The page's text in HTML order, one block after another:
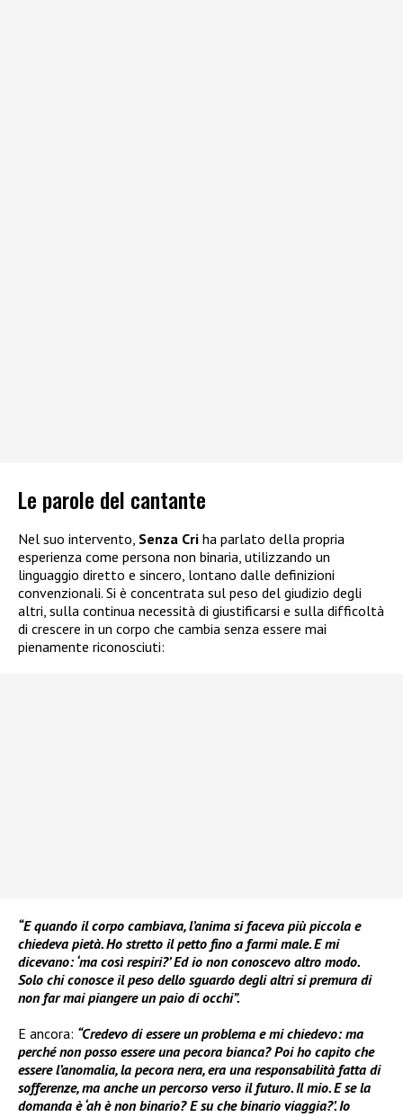
Le parole del cantante
Nel suo intervento, Senza Cri ha parlato della propria
esperienza come persona non binaria, utilizzando un
linguaggio diretto e sincero, lontano dalle definizioni
convenzionali. Si è concentrata sul peso del giudizio degli
altri, sulla continua necessità di giustificarsi e sulla difficoltà
di crescere in un corpo che cambia senza essere mai
pienamente riconosciuti:
“E quando il corpo cambiava, l’anima si faceva più piccola e
chiedeva pietà. Ho stretto il petto fino a farmi male. E mi
dicevano: ‘ma così respiri?’ Ed io non conoscevo altro modo.
Solo chi conosce il peso dello sguardo degli altri si premura di
non far mai piangere un paio di occhi”.
E ancora: “Credevo di essere un problema e mi chiedevo: ma
perché non posso essere una pecora bianca? Poi ho capito che
essere l’anomalia, la pecora nera, era una responsabilità fatta di
sofferenze, ma anche un percorso verso il futuro. Il mio. E se la
domanda è ‘ah è non binario? E su che binario viaggia?’. Io